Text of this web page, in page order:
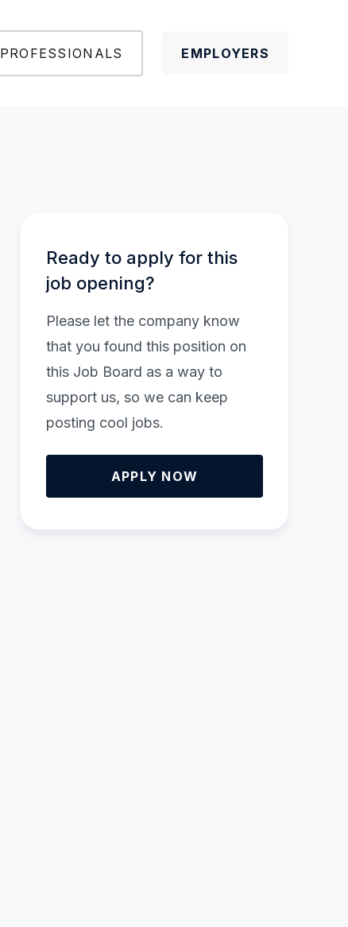
PROFESSIONALS EMPLOYERS
Ready to apply for this
job opening?
Please let the company know
that you found this position on
this Job Board as a way to
support us, so we can keep
posting cool jobs.
APPLY NOW